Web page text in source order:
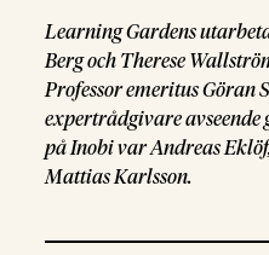
Learning Gardens
Berg och Therese
Professor emeritus Göran
expertrådgivare avseende
på Inobi var Andreas
Mattias Karlsson.